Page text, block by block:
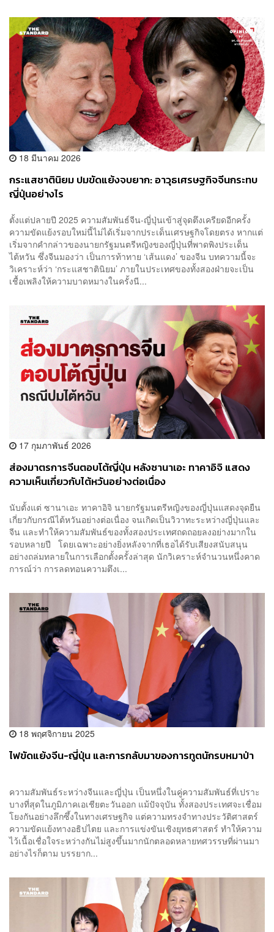
18 มีนาคม 2026
กระแสชาตินิยม ปมขัดแย้งจบยาก: อาวุธเศรษฐกิจจีนกระทบ
ญี่ปุ่นอย่างไร
ตั้งแต่ปลายปี 2025 ความสัมพันธ์จีน-ญี่ปุ่นเข้าสู่จุดตึงเครียดอีกครั้ง
ความขัดแย้งรอบใหม่นี้ไม่ได้เริ่มจากประเด็นเศรษฐกิจโดยตรง หากแต่
เริ่มจากคำกล่าวของนายกรัฐมนตรีหญิงของญี่ปุ่นที่พาดพิงประเด็น
ไต้หวัน ซึ่งจีนมองว่า เป็นการท้าทาย ‘เส้นแดง’ ของจีน บทความนี้จะ
วิเคราะห์ว่า ‘กระแสชาตินิยม’ ภายในประเทศของทั้งสองฝ่ายจะเป็น
เชื้อเพลิงให้ความบาดหมางในครั้งนี...
17 กุมภาพันธ์ 2026
ส่องมาตรการจีนตอบโต้ญี่ปุ่น หลังซานาเอะ ทาคาอิจิ แสดง
ความเห็นเกี่ยวกับไต้หวันอย่างต่อเนื่อง
นับตั้งแต่ ซานาเอะ ทาคาอิจิ นายกรัฐมนตรีหญิงของญี่ปุ่นแสดงจุดยืน
เกี่ยวกับกรณีไต้หวันอย่างต่อเนื่อง จนเกิดเป็นวิวาทะระหว่างญี่ปุ่นและ
จีน และทำให้ความสัมพันธ์ของทั้งสองประเทศถดถอยลงอย่างมากใน
รอบหลายปี โดยเฉพาะอย่างยิ่งหลังจากที่เธอได้รับเสียงสนับสนุน
อย่างถล่มทลายในการเลือกตั้งครั้งล่าสุด นักวิเคราะห์จำนวนหนึ่งคาด
การณ์ว่า การลดทอนความตึงเ...
18 พฤศจิกายน 2025
ไฟขัดแย้งจีน-ญี่ปุ่น และการกลับมาของการทูตนักรบหมาป่า
ความสัมพันธ์ระหว่างจีนและญี่ปุ่น เป็นหนึ่งในคู่ความสัมพันธ์ที่เปราะ
บางที่สุดในภูมิภาคเอเชียตะวันออก แม้ปัจจุบัน ทั้งสองประเทศจะเชื่อม
โยงกันอย่างลึกซึ้งในทางเศรษฐกิจ แต่ความทรงจำทางประวัติศาสตร์
ความขัดแย้งทางอธิปไตย และการแข่งขันเชิงยุทธศาสตร์ ทำให้ความ
ไว้เนื้อเชื่อใจระหว่างกันไม่สูงขึ้นมากนักตลอดหลายทศวรรษที่ผ่านมา
อย่างไรก็ตาม บรรยาก...